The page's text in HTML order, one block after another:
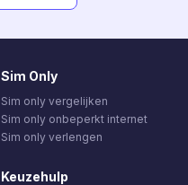
Sim Only
Sim only vergelijken
Sim only onbeperkt internet
Sim only verlengen
Keuzehulp